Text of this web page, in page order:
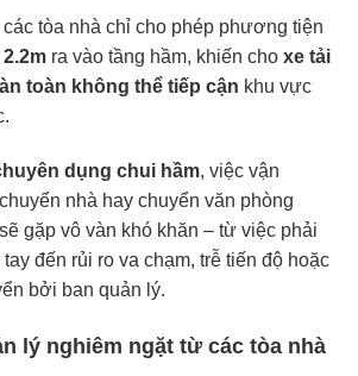
tòa nhà chỉ cho phép phương tiện
ra vào tầng hầm, khiến cho xe tải
toàn không thể tiếp cận khu vực
dụng chui hầm, việc vận
nhà hay chuyển văn phòng
gặp vô vàn khó khăn – từ việc phải
đến rủi ro va chạm, trễ tiến độ hoặc
bởi ban quản lý.
lý nghiêm ngặt từ các tòa nhà